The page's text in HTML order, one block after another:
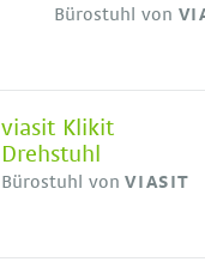
Bürostuhl von
viasit Klikit
Drehstuhl
Bürostuhl vonVIASIT